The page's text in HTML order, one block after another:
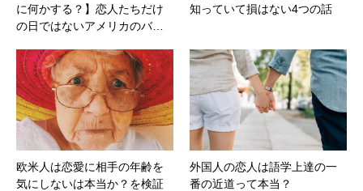
に何かする？】恋人たちだけ
の日ではないアメリカのバ…
知っていて損はない4つの話
欧米人は恋愛に相手の年齢を
気にしないは本当か？を検証
外国人の恋人は語学上達の一
番の近道って本当？